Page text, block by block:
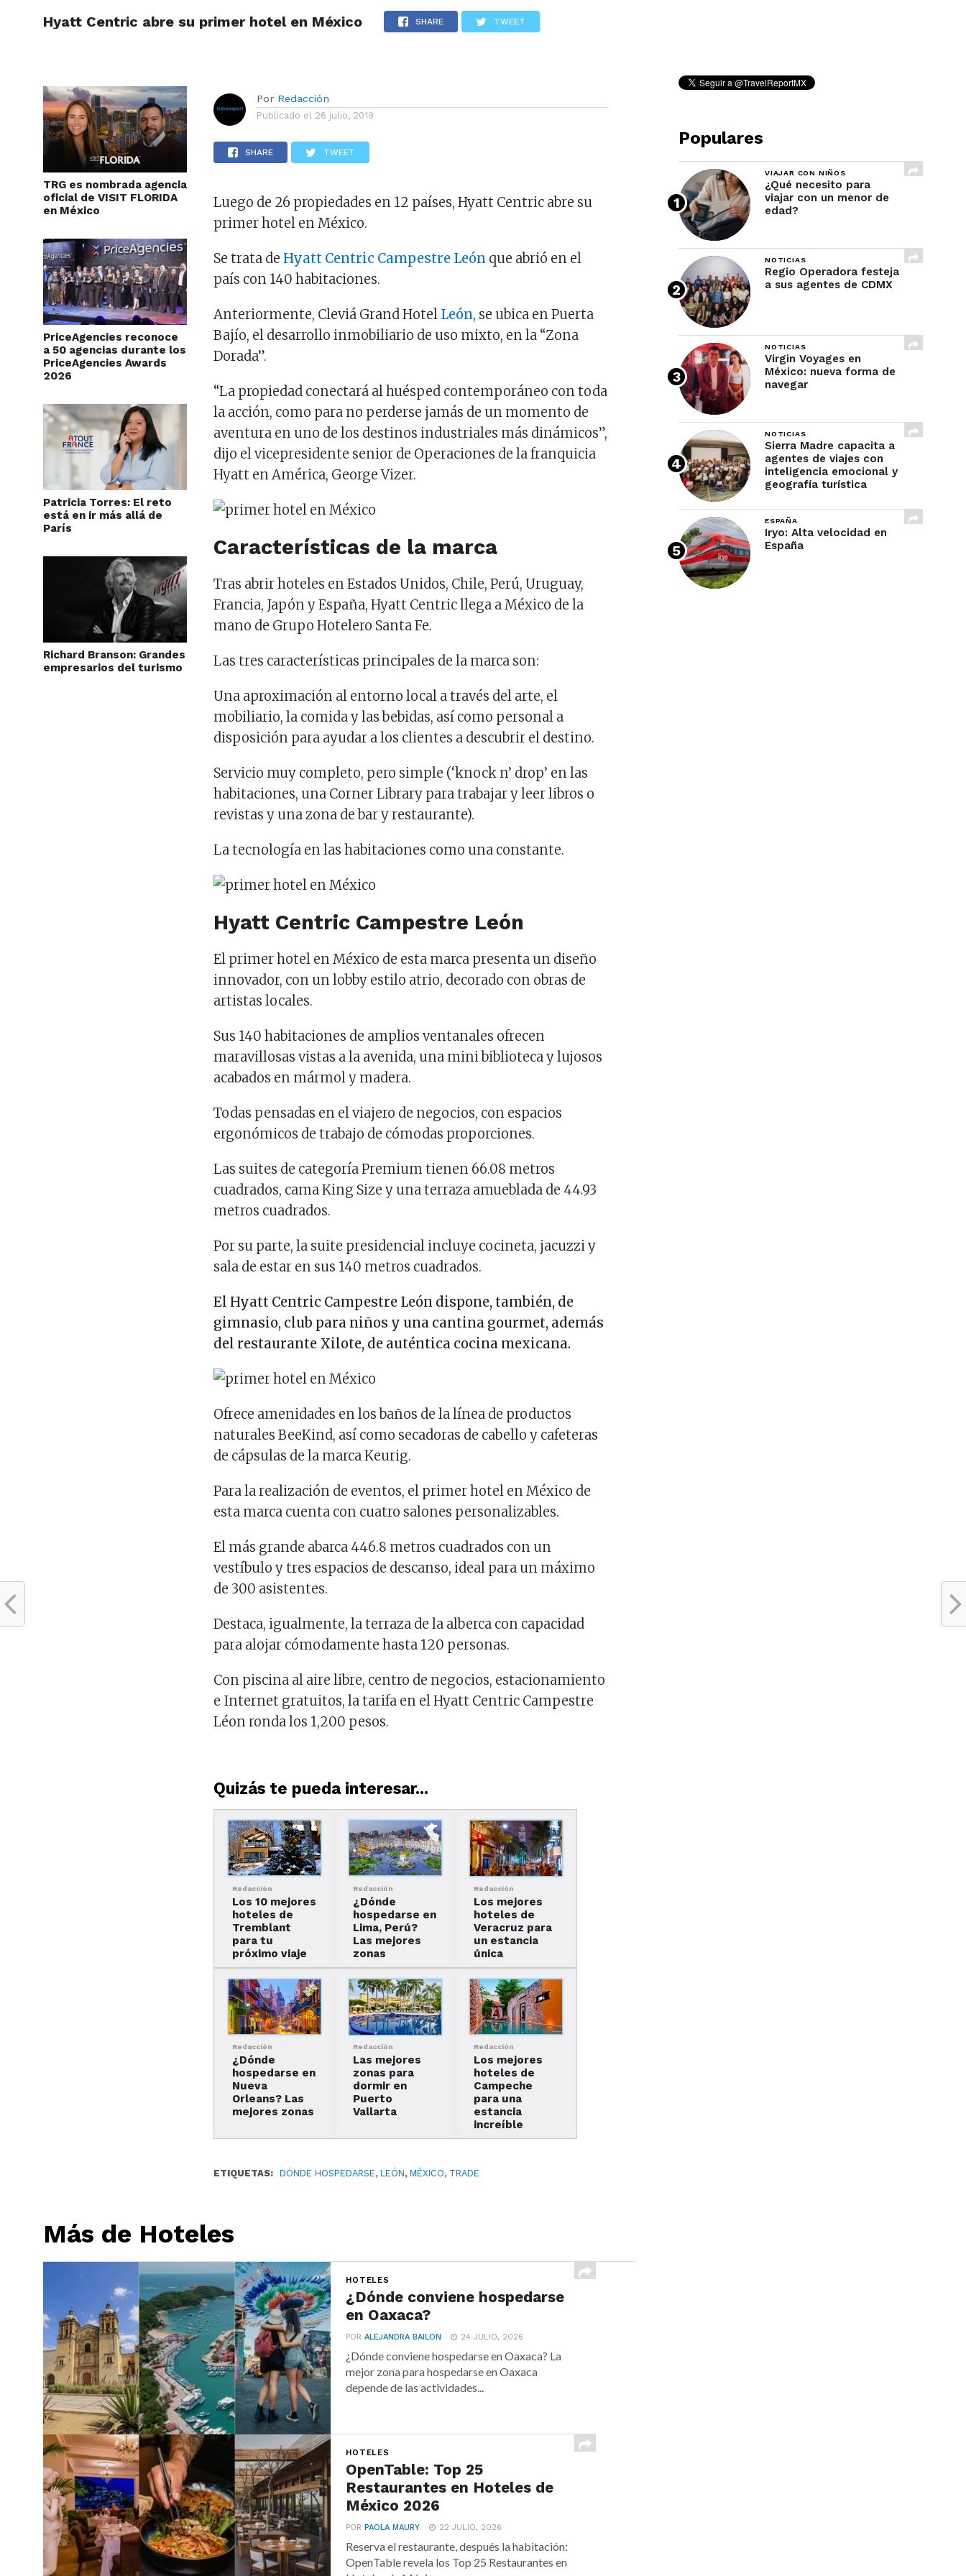
ARTÍCULOS REVIEWS EVENTOS GASTRONOMÍA
Hyatt Centric abre su primer hotel en México SHARE TWEET
TRG es nombrada agencia
oficial de VISIT FLORIDA
en México
PriceAgencies reconoce
a 50 agencias durante los
PriceAgencies Awards
2026
Patricia Torres: El reto
está en ir más allá de
París
Richard Branson: Grandes
empresarios del turismo
Por Redacción
Publicado el 26 julio, 2019
SHARE TWEET
Luego de 26 propiedades en 12 países, Hyatt Centric abre su
primer hotel en México.
Se trata de Hyatt Centric Campestre León que abrió en el
país con 140 habitaciones.
Anteriormente, Cleviá Grand Hotel León, se ubica en Puerta
Bajío, el desarrollo inmobiliario de uso mixto, en la “Zona
Dorada”.
“La propiedad conectará al huésped contemporáneo con toda
la acción, como para no perderse jamás de un momento de
aventura en uno de los destinos industriales más dinámicos”,
dijo el vicepresidente senior de Operaciones de la franquicia
Hyatt en América, George Vizer.
Características de la marca
Tras abrir hoteles en Estados Unidos, Chile, Perú, Uruguay,
Francia, Japón y España, Hyatt Centric llega a México de la
mano de Grupo Hotelero Santa Fe.
Las tres características principales de la marca son:
Una aproximación al entorno local a través del arte, el
mobiliario, la comida y las bebidas, así como personal a
disposición para ayudar a los clientes a descubrir el destino.
Servicio muy completo, pero simple (‘knock n’ drop’ en las
habitaciones, una Corner Library para trabajar y leer libros o
revistas y una zona de bar y restaurante).
La tecnología en las habitaciones como una constante.
Hyatt Centric Campestre León
El primer hotel en México de esta marca presenta un diseño
innovador, con un lobby estilo atrio, decorado con obras de
artistas locales.
Sus 140 habitaciones de amplios ventanales ofrecen
maravillosas vistas a la avenida, una mini biblioteca y lujosos
acabados en mármol y madera.
Todas pensadas en el viajero de negocios, con espacios
ergonómicos de trabajo de cómodas proporciones.
Las suites de categoría Premium tienen 66.08 metros
cuadrados, cama King Size y una terraza amueblada de 44.93
metros cuadrados.
Por su parte, la suite presidencial incluye cocineta, jacuzzi y
sala de estar en sus 140 metros cuadrados.
El Hyatt Centric Campestre León dispone, también, de
gimnasio, club para niños y una cantina gourmet, además
del restaurante Xilote, de auténtica cocina mexicana.
Ofrece amenidades en los baños de la línea de productos
naturales BeeKind, así como secadoras de cabello y cafeteras
de cápsulas de la marca Keurig.
Para la realización de eventos, el primer hotel en México de
esta marca cuenta con cuatro salones personalizables.
El más grande abarca 446.8 metros cuadrados con un
vestíbulo y tres espacios de descanso, ideal para un máximo
de 300 asistentes.
Destaca, igualmente, la terraza de la alberca con capacidad
para alojar cómodamente hasta 120 personas.
Con piscina al aire libre, centro de negocios, estacionamiento
e Internet gratuitos, la tarifa en el Hyatt Centric Campestre
Léon ronda los 1,200 pesos.
Quizás te pueda interesar...
Redacción
Los 10 mejores
hoteles de
Tremblant
para tu
próximo viaje
Redacción
¿Dónde
hospedarse en
Lima, Perú?
Las mejores
zonas
Redacción
Los mejores
hoteles de
Veracruz para
un estancia
única
Redacción
¿Dónde
hospedarse en
Nueva
Orleans? Las
mejores zonas
Redacción
Las mejores
zonas para
dormir en
Puerto
Vallarta
Redacción
Los mejores
hoteles de
Campeche
para una
estancia
increíble
ETIQUETAS: DÓNDE HOSPEDARSE,LEÓN,MÉXICO, TRADE
Más de Hoteles
HOTELES
¿Dónde conviene hospedarse
en Oaxaca?
PORALEJANDRA BAILON 24 JULIO, 2026
¿Dónde conviene hospedarse en Oaxaca? La
mejor zona para hospedarse en Oaxaca
depende de las actividades...
HOTELES
OpenTable: Top 25
Restaurantes en Hoteles de
México 2026
POR PAOLA MAURY 22 JULIO, 2026
Reserva el restaurante, después la habitación:
OpenTable revela los Top 25 Restaurantes en
Populares
VIAJAR CON NIÑOS
¿Qué necesito para
viajar con un menor de
edad?
NOTICIAS
Regio Operadora festeja
a sus agentes de CDMX
NOTICIAS
Virgin Voyages en
México: nueva forma de
navegar
NOTICIAS
Sierra Madre capacita a
agentes de viajes con
inteligencia emocional y
geografía turística
ESPAÑA
Iryo: Alta velocidad en
España